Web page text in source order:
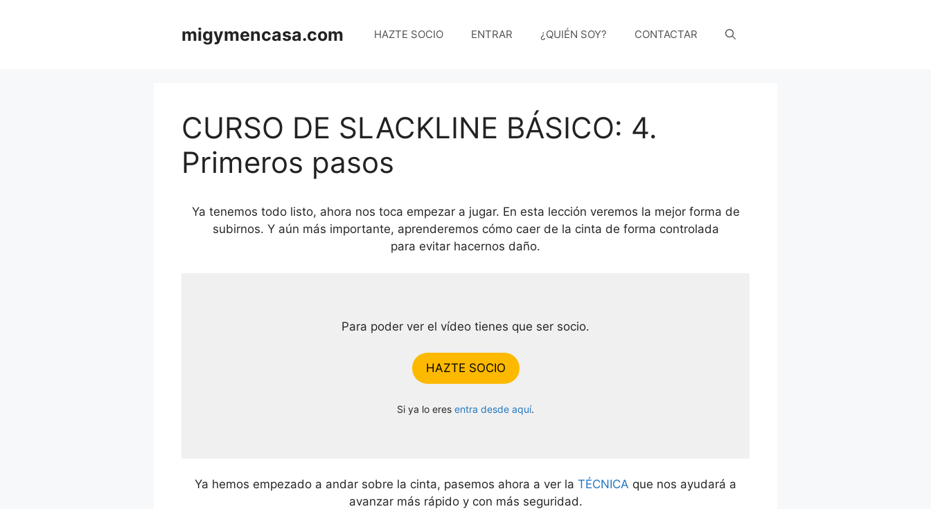
migymencasa.com HAZTE SOCIO ENTRAR ¿QUIÉN SOY? CONTACTAR
CURSO DE SLACKLINE BÁSICO: 4.
Primeros pasos
Ya tenemos todo listo, ahora nos toca empezar a jugar. En esta lección veremos la mejor forma de
subirnos. Y aún más importante, aprenderemos cómo caer de la cinta de forma controlada
para evitar hacernos daño.
Para poder ver el vídeo tienes que ser socio.
HAZTE SOCIO
Si ya lo eres entra desde aquí.
Ya hemos empezado a andar sobre la cinta, pasemos ahora a ver la TÉCNICA que nos ayudará a
avanzar más rápido y con más seguridad.